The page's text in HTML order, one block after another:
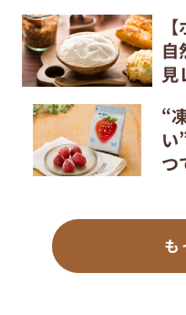
自
見
“
い
つ
も